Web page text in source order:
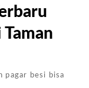
Taman
pagar besi bisa